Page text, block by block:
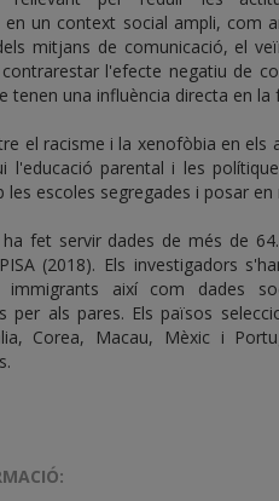
en un context social ampli, com
mitjans de comunicació, el
l'efecte negatiu de
tenen una influència directa en
el racisme i la xenofòbia en
l'educació parental i les
les escoles segregades i posar
ha fet servir dades de més de
(2018). Els investigadors
immigrants així com dades
per als pares. Els països
Corea, Macau, Mèxic i